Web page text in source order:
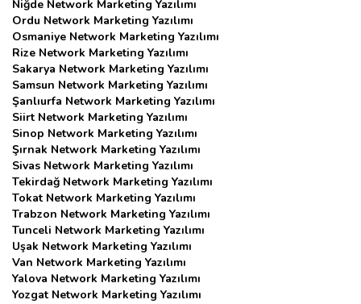
Niğde Network Marketing Yazılımı
Ordu Network Marketing Yazılımı
Osmaniye Network Marketing Yazılımı
Rize Network Marketing Yazılımı
Sakarya Network Marketing Yazılımı
Samsun Network Marketing Yazılımı
Şanlıurfa Network Marketing Yazılımı
Siirt Network Marketing Yazılımı
Sinop Network Marketing Yazılımı
Şırnak Network Marketing Yazılımı
Sivas Network Marketing Yazılımı
Tekirdağ Network Marketing Yazılımı
Tokat Network Marketing Yazılımı
Trabzon Network Marketing Yazılımı
Tunceli Network Marketing Yazılımı
Uşak Network Marketing Yazılımı
Van Network Marketing Yazılımı
Yalova Network Marketing Yazılımı
Yozgat Network Marketing Yazılımı